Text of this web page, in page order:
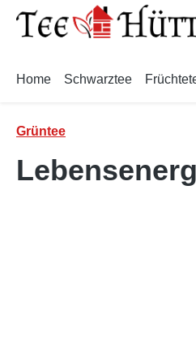
Hauptinhalt springen
Zur Suche springen
Zur Hauptnavigation
Home Schwarztee
Grüntee